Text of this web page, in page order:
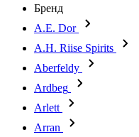
Бренд
A.E. Dor
A.H. Riise Spirits
Aberfeldy
Ardbeg
Arlett
Arran